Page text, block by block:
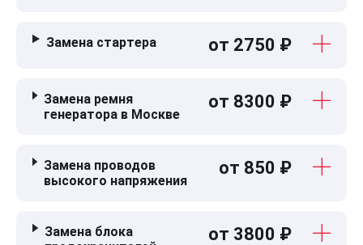
Замена стартера от 2750 ₽
Замена ремня
генератора в Москве
от 8300 ₽
Замена проводов
высокого напряжения
от 850 ₽
Замена блока
от 3800 ₽